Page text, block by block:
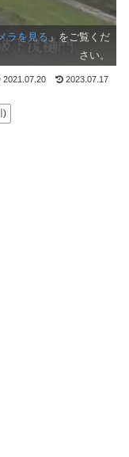
ラを見る 」をご覧くだ
さい。
2021.07.20 2023.07.17
)